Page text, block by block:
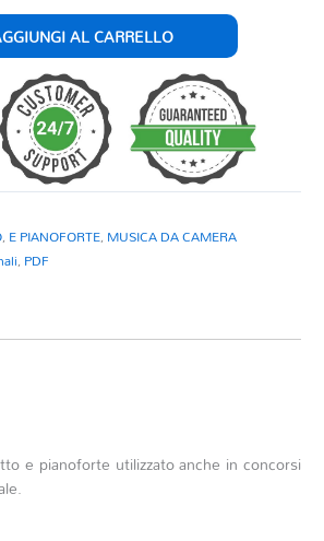
AL CARRELLO
, E PIANOFORTE, MUSICA DA CAMERA
, PDF
e pianoforte utilizzato anche in concorsi